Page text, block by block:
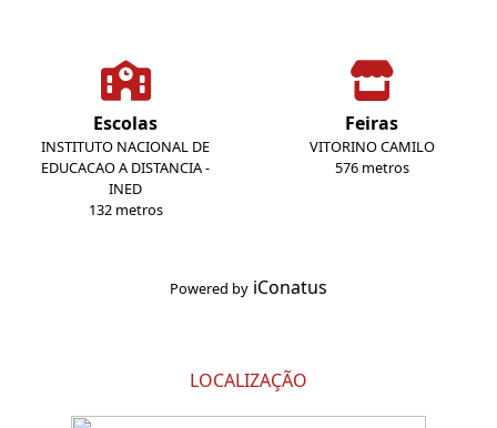
Escolas
INSTITUTO NACIONAL DE
EDUCACAO A DISTANCIA -
INED
132 metros
Feiras
VITORINO CAMILO
576 metros
Powered by iConatus
LOCALIZAÇÃO